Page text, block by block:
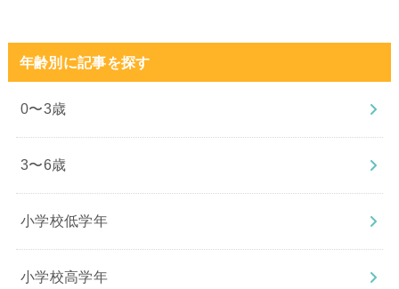
年齢別に記事を探す
0〜3歳
3〜6歳
小学校低学年
小学校高学年